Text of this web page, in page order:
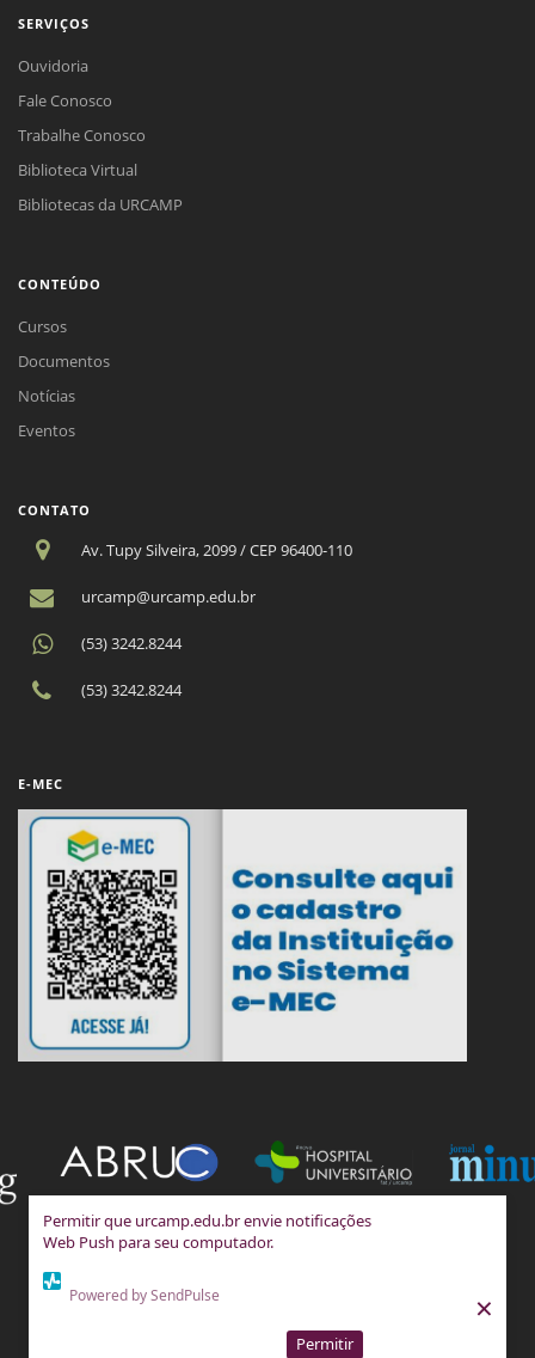
Permitir que urcamp.edu.br envie notificações
Web Push para seu computador.
Powered by SendPulse
Permitir
×
SERVIÇOS
Ouvidoria
Fale Conosco
Trabalhe Conosco
Biblioteca Virtual
Bibliotecas da URCAMP
CONTEÚDO
Cursos
Documentos
Notícias
Eventos
CONTATO
Av. Tupy Silveira, 2099 / CEP 96400-110
urcamp@urcamp.edu.br
(53) 3242.8244
(53) 3242.8244
E-MEC